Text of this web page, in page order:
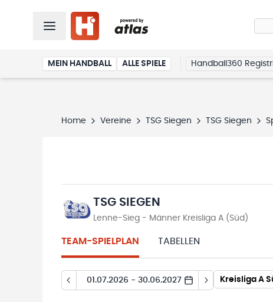
MEIN HANDBALL ALLE SPIELE Handball360
Home Vereine TSG Siegen TSG Siegen
TSG SIEGEN
Lenne-Sieg - Männer Kreisliga A (Süd)
TEAM-SPIELPLAN TABELLEN
01.07.2026 - 30.06.2027 Kreisliga A